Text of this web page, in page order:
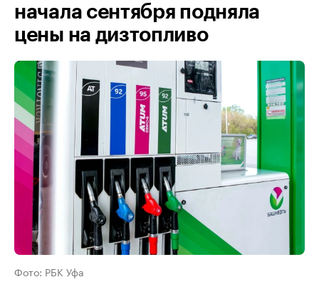
начала сентября подняла
цены на дизтопливо
Фото: РБК Уфа